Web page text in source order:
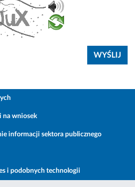
na wniosek
informacji sektora publicznego
i podobnych technologii